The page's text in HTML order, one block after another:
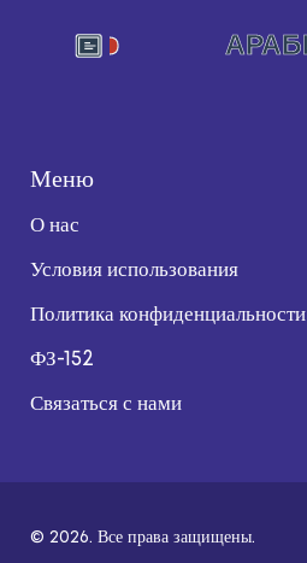
Меню
О нас
Условия использования
Политика конфиденциальности
ФЗ-152
Связаться с нами
© 2026. Все права защищены.